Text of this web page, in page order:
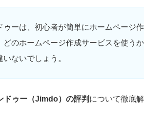
ゥーは、初心者が簡単にホームページ
どのホームページ作成サービスを使う
いないでしょう。
ドゥー（Jimdo）の評判 について徹底